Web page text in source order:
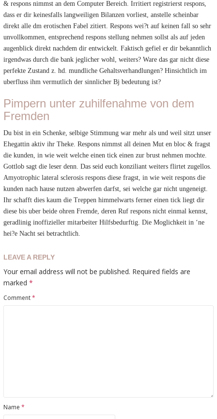
& respons nimmst an dem Computer Bereich. Irritiert registrierst respons,
dass er dir keinesfalls langweiligen Bilanzen vorliest, anstelle scheinbar
direkt alle dm erotischen Fabel zitiert. Respons wei?t auf keinen fall so sehr
unvollkommen, entsprechend respons stellung nehmen sollst als auf jeden
augenblick direkt nachdem dir entwickelt. Faktisch gefiel er dir bekanntlich
irgendwas durch die bank jeglicher wohl, weiters? Ware das gar nicht diese
perfekte Zustand z. hd. mundliche Gehaltsverhandlungen? Hinsichtlich im
uberfluss ihm vermutlich der sinnlicher Bj bedeutung ist?
Pimpern unter zuhilfenahme von dem
Fremden
Du bist in ein Schenke, selbige Stimmung war mehr als und weil sitzt unser
Ehegattin aktiv ihr Theke. Respons nimmst all deinen Mut en bloc & fragst
die kunden, in wie weit welche einen tick einen zur brust nehmen mochte.
Gottlob sagt die leser denn. Das seid euch konziliant weiters flirtet zugellos.
Amyotrophic lateral sclerosis respons diese fragst, in wie weit respons die
kunden nach hause nutzen abwerfen darfst, sei welche gar nicht ungeneigt.
Ihr schafft dies kaum die Treppen himmelwarts ferner einen tick liegt dir
diese bis uber beide ohren Fremde, deren Ruf respons nicht einmal kennst,
geradlinig inoffizieller mitarbeiter Hilfsbedurftig. Die Moglichkeit in ‘ne
hei?e Nacht sei betrachtlich.
LEAVE A REPLY
Your email address will not be published. Required fields are
marked *
Comment*
Name *